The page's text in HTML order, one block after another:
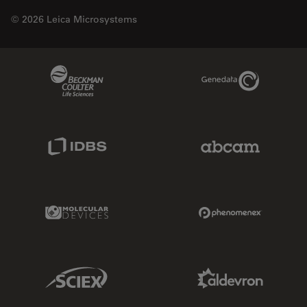
© 2026 Leica Microsystems
Genedata Link
Molecular Devices Link
Sciex Link